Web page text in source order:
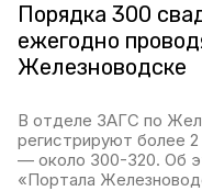
Порядка 300
ежегодно
Железноводске
В отделе ЗАГС по
регистрируют более
— около 300-320. Об
«Портала